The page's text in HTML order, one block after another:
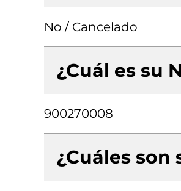
No / Cancelado
¿Cuál es su
900270008
¿Cuáles